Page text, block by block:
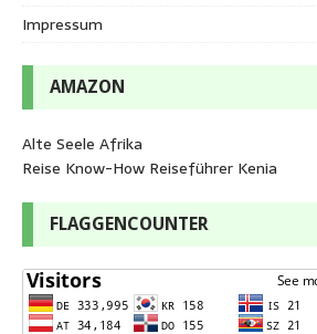
Impressum
AMAZON
Alte Seele Afrika
Reise Know-How Reiseführer Kenia
FLAGGENCOUNTER